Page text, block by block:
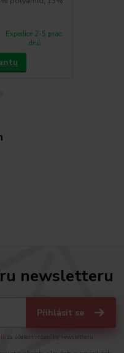
Expedice 2-5 prac.
dnů
newsletteru
Přihlásit se
za účelem rozesílky newsletteru.